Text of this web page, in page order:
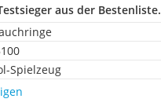
aus der Bestenliste.
Spielzeug